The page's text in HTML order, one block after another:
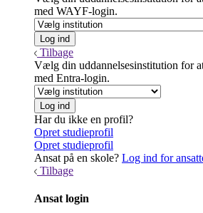
med WAYF-login.
Tilbage
Vælg din uddannelsesinstitution for
med Entra-login.
Har du ikke en profil?
Opret studieprofil
Opret studieprofil
Ansat på en skole? Log ind for
Tilbage
Ansat login